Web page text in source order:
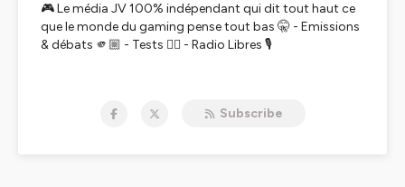
🎮 Le média JV 100% indépendant qui dit tout haut ce
que le monde du gaming pense tout bas 🤫 - Emissions
& débats 🫵🏼 - Tests ✍🏼 - Radio Libres 🎙️
Subscribe